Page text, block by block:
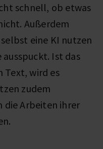
schnell, ob etwas
Außerdem
eine KI nutzen
Ist das
Text, wird es
zudem
die Arbeiten ihrer